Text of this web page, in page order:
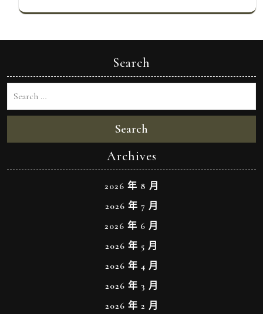
Search
Search
Archives
2026 年 8 月
2026 年 7 月
2026 年 6 月
2026 年 5 月
2026 年 4 月
2026 年 3 月
2026 年 2 月